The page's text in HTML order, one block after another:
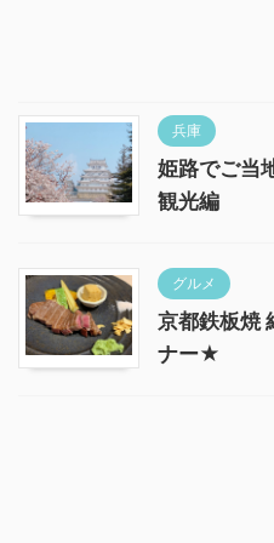
兵庫
姫路でご当
観光編
グルメ
京都鉄板焼
ナー★